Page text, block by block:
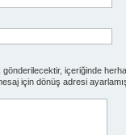
gönderilecektir, içeriğinde
için dönüş adresi